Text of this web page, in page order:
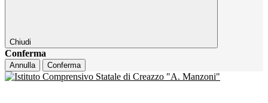
Chiudi
Conferma
Annulla Conferma